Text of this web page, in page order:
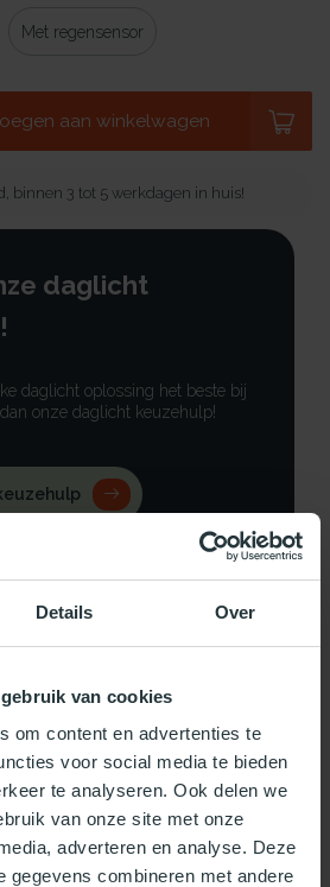
Details Over
van cookies
om content en advertenties te
voor social media te bieden
te analyseren. Ook delen we
van onze site met onze
adverteren en analyse. Deze
gegevens combineren met andere
Met regensensor
aan winkelwagen
binnen 3 tot 5 werkdagen in huis!
daglicht
daglicht oplossing het beste bij
onze daglicht keuzehulp!
op